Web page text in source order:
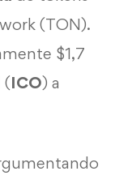
(TON).
$1,7
(ICO) a